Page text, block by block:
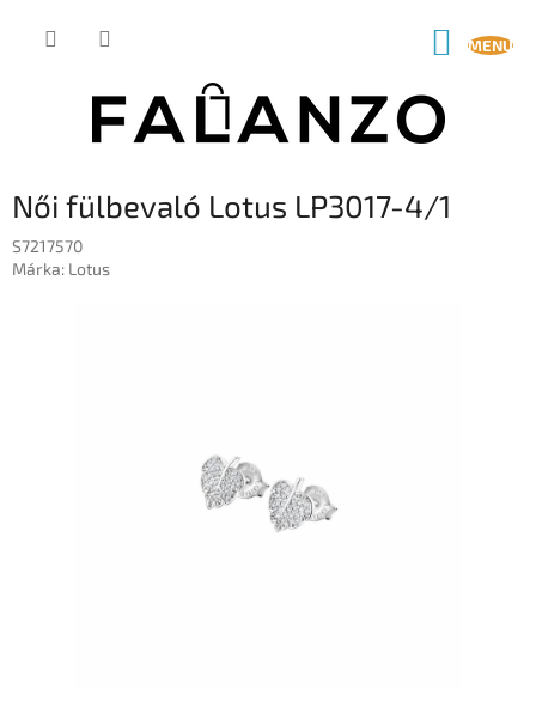
KOSÁR
Női fülbevaló Lotus LP3017-4/1
S7217570
Márka: Lotus